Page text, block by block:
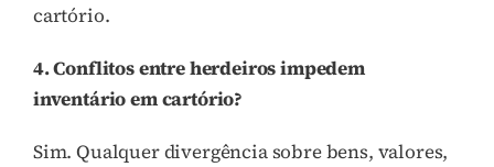
cartório.
4. Conflitos entre herdeiros impedem
inventário em cartório?
Sim. Qualquer divergência sobre bens, valores,